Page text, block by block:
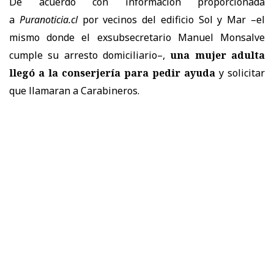
a Puranoticia.clpor vecinos del edificio Sol y Mar –el
mismo donde el exsubsecretario Manuel Monsalve
cumple su arresto domiciliario–,una mujer adulta
llegó a la conserjería para pedir ayuda y solicitar
que llamaran a Carabineros.